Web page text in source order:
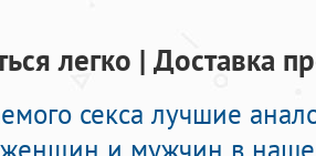
легко | Доставка
секса лучшие